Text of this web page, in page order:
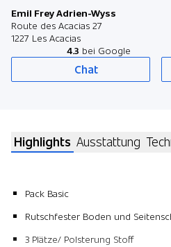
Emil Frey Adrien-Wyss
Route des Acacias 27
1227 Les Acacias
4.3 bei Google
Chat
Highlights Ausstattung
Pack Basic
Rutschfester Boden und
3 Plätze/ Polsterung Stoff